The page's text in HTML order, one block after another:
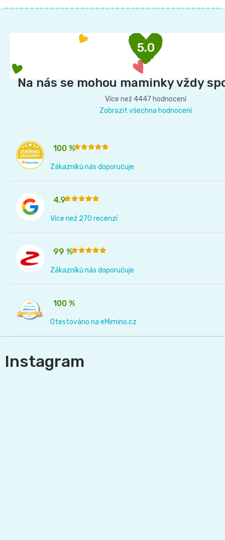
ý
u
5.0
Na nás se mohou maminky vždy
Více než 4447 hodnocení
Zobrazit všechna hodnocení
100 %
Zákazníků nás doporučuje
4.9
Více než 270 recenzí
99 %
Zákazníků nás doporučuje
100 %
Otestováno na eMimino.cz
Instagram